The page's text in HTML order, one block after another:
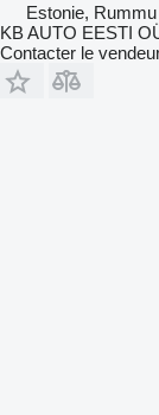
Estonie, Rummu
KB AUTO EESTI
Contacter le